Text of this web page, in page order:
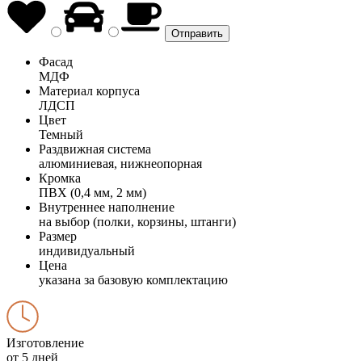
Фасад
МДФ
Материал корпуса
ЛДСП
Цвет
Темный
Раздвижная система
алюминиевая, нижнеопорная
Кромка
ПВХ (0,4 мм, 2 мм)
Внутреннее наполнение
на выбор (полки, корзины, штанги)
Размер
индивидуальный
Цена
указана за базовую комплектацию
Изготовление
от 5 дней